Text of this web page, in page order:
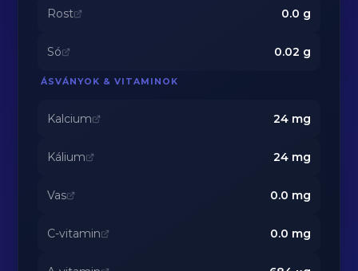
Rost 0.0 g
Só 0.02 g
ÁSVÁNYOK & VITAMINOK
Kalcium 24mg
Kálium 24mg
Vas 0.0 mg
C-vitamin 0.0 mg